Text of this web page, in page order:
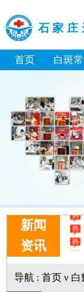
石家
首页 白斑
新闻
资讯
导航: 首页ν 白